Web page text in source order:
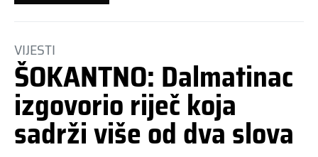
VIJESTI
ŠOKANTNO: Dalmatinac
izgovorio riječ koja
sadrži više od dva slova